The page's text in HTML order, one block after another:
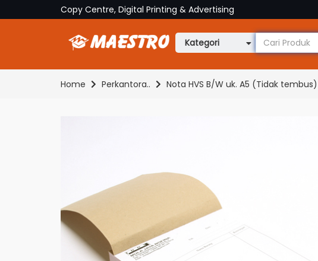
Copy Centre, Digital Printing & Advertising
Kategori
Home Perkantora.. Nota HVS B/W uk. A5 (Tidak tembus)